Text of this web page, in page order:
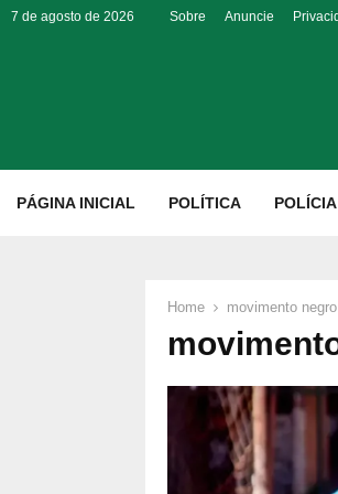
7 de agosto de 2026 Sobre Anuncie
PÁGINA INICIAL POLÍTICA POLÍCIA
Home movimento